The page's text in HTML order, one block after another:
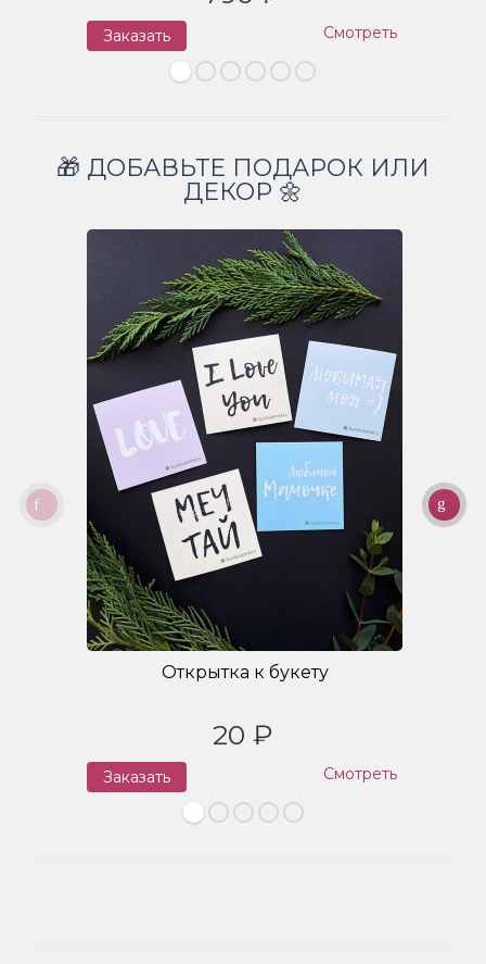
Заказать Смотреть
🎁 ДОБАВЬТЕ ПОДАРОК ИЛИ
ДЕКОР 🌼
Открытка к букету
20 ₽
Заказать Смотреть